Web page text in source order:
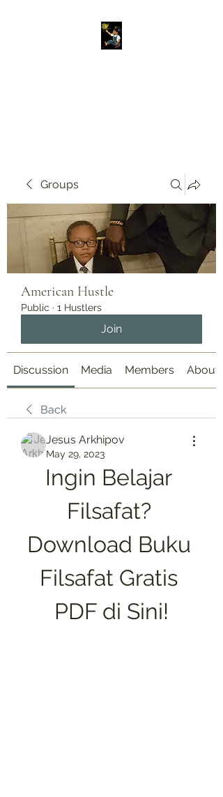
Groups
American Hustle
Public · 1 Hustlers
Join
Discussion Media Members About
Back
Jesus Arkhipov
May 29, 2023
Ingin Belajar
Filsafat?
Download Buku
Filsafat Gratis
PDF di Sini!